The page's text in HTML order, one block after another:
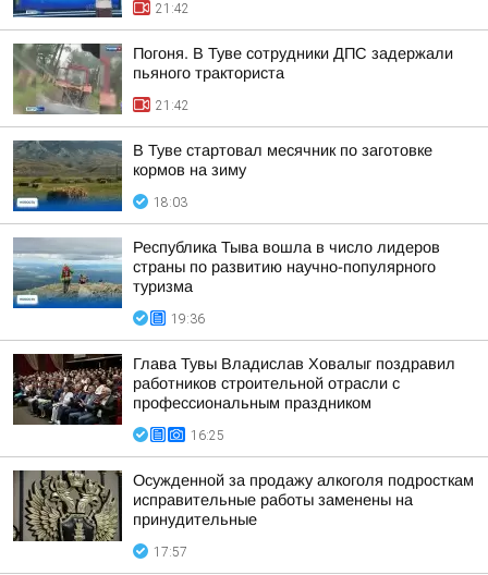
21:42
Погоня. В Туве сотрудники ДПС задержали
пьяного тракториста
21:42
В Туве стартовал месячник по заготовке
кормов на зиму
18:03
Республика Тыва вошла в число лидеров
страны по развитию научно-популярного
туризма
19:36
Глава Тувы Владислав Ховалыг поздравил
работников строительной отрасли с
профессиональным праздником
16:25
Осужденной за продажу алкоголя подросткам
исправительные работы заменены на
принудительные
17:57